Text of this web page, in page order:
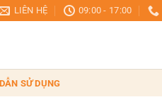
LIÊN HỆ 09:00 - 17:00
SỬ DỤNG